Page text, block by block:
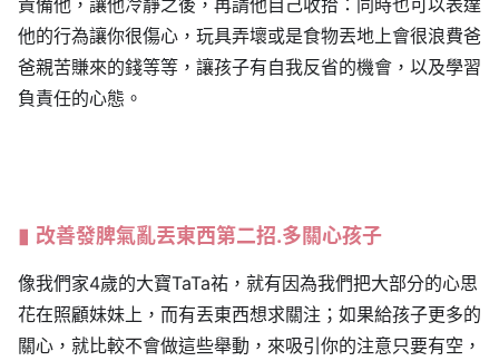
他的行為讓你很傷心，玩具弄壞或是食物丟地上會很浪費爸
爸親苦賺來的錢等等，讓孩子有自我反省的機會，以及學習
負責任的心態。
改善發脾氣亂丟東西第二招.多關心孩子
像我們家4歲的大寶TaTa祐，就有因為我們把大部分的心思
花在照顧妹妹上，而有丟東西想求關注；如果給孩子更多的
關心，就比較不會做這些舉動，來吸引你的注意只要有空，